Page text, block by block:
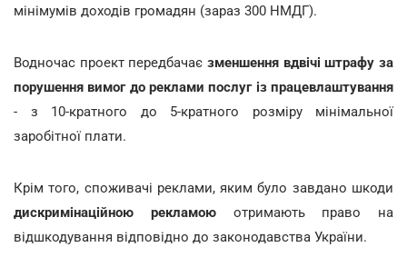
мінімумів доходів громадян (зараз 300 НМДГ).
Водночас проект передбачає зменшення вдвічі штрафу за
порушення вимог до реклами послуг із працевлаштування
- з 10-кратного до 5-кратного
розміру мінімальної
заробітної плати.
Крім того, споживачі реклами, яким було завдано шкоди
дискримінаційною рекламоюотримають право на
відшкодування відповідно до законодавства України.